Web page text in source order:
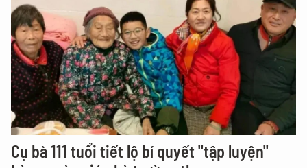
Cụ bà 111 tuổi tiết lộ bí quyết "tập luyện"